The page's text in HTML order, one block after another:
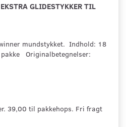
GLIDESTYKKER TIL
mundstykket. Indhold: 18
Originalbetegnelser:
39,00 til pakkehops. Fri fragt